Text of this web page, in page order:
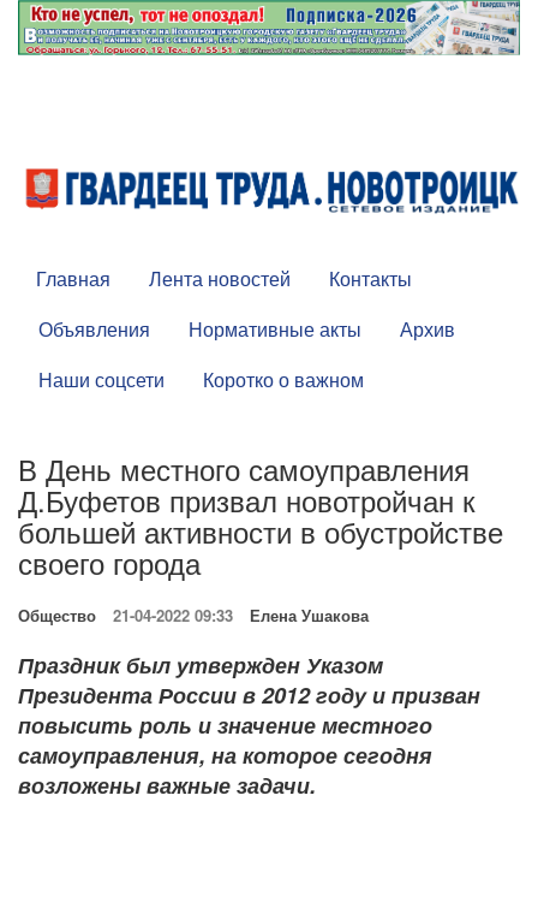
Главная Лента новостей
Контакты
Объявления
Нормативные акты
Архив
Наши соцсети
Коротко о важном
В День местного самоуправления
Д.Буфетов призвал новотройчан к
большей активности в обустройстве
своего города
Общество 21-04-2022 09:33 Елена Ушакова
Праздник был утвержден Указом
Президента России в 2012 году и призван
повысить роль и значение местного
самоуправления, на которое сегодня
возложены важные задачи.